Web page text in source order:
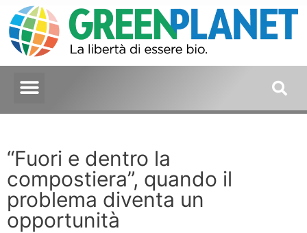
“Fuori e dentro la
compostiera”, quando il
problema diventa un
opportunità